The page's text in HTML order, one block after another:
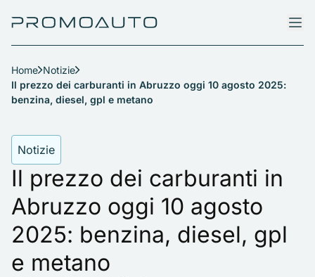
Home Notizie
Il prezzo dei carburanti in Abruzzo oggi 10 agosto 2025:
benzina, diesel, gpl e metano
Notizie
Il prezzo dei carburanti in
Abruzzo oggi 10 agosto
2025: benzina, diesel, gpl
e metano